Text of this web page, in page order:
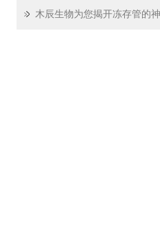
木辰生物为您揭开冻存管的